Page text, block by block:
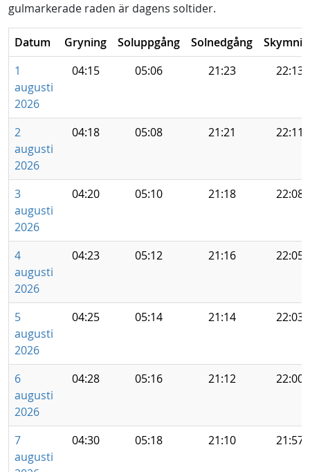
gulmarkerade raden är dagens soltider.
Datum Gryning Soluppgång Solnedgång
1
augusti
2026
04:15 05:06 21:23 22:13
2
augusti
2026
04:18 05:08 21:21 22:11
3
augusti
2026
04:20 05:10 21:18 22:08
4
augusti
2026
04:23 05:12 21:16 22:05
5
augusti
2026
04:25 05:14 21:14 22:03
6
augusti
2026
04:28 05:16 21:12 22:00
7
augusti
04:30 05:18 21:10 21:57